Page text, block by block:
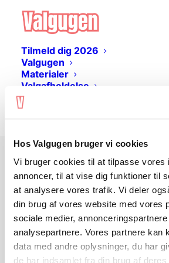
Hos Valgugen bruger vi cookies
Vi bruger cookies til at tilpasse vores
annoncer, til at vise dig funktioner til
at analysere vores trafik. Vi deler
din brug af vores website med vores
sociale medier, annonceringspartnere
analysepartnere. Vores partnere kan
data med andre oplysninger, du har
de har indsamlet fra din brug af deres
Tilmeld dig 2026
Valgugen
Materialer
Valgafholdelse
Livestream
Log ind
Ingen adgang?
Undervisningsmaterialet er
hentes her på siden. Du
elleroprette en brugerfor
materialet.